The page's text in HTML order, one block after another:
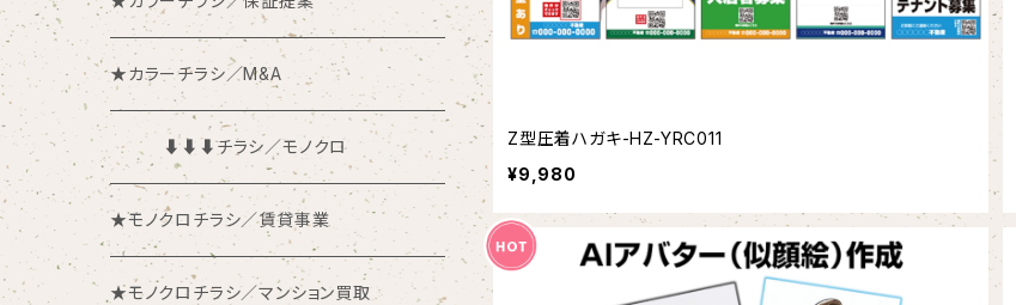
Z型圧着ハガキ-HZ-YRC011
¥9,980
★カラーチラシ／M&A
⬇︎⬇︎⬇︎チラシ／モノクロ
★モノクロチラシ／賃貸事業
★モノクロチラシ／マンション買取